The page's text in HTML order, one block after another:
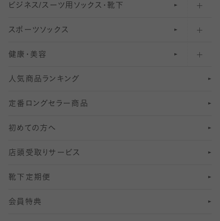
クルーソックス（ふくらはぎ下）
ハイソックス
オーバーニー・ニーハイソックス
61〜80デニールタイツ
81 〜110デニールタイツ
111〜210デニールタイツ
211デニールタイツ以上（防寒・厚手タイツ）
レギンスパンツ（レギパン）
マタニティレギンス
5 分丈
6 分丈レギンス
7 分丈 レギンス
8分丈 レギンス
10分丈 レギンス
12分丈レギンス
13分丈レギンス
ショートストッキング
結婚式用ストッキング
美脚ストッキング
オールスルーストッキング
ビジネス/スーツ用 ソックス・靴下
匠シリーズ
フレッシャーズ向けソックス・靴下
冠婚葬祭向けソックス・靴下
スーツカジュアルソックス・靴下
ロングホーズ
スポーツソックス
ランニングソックス・靴下
ゴルフソックス・靴下
サッカー・フットサル用ソックス
ヨガソックス・靴下
スポーツ用レッグウォーマー
SSサイズ（21～23cm）
Sサイズ（22～25cm）
健康・美容
インナーソックス
加圧・着圧ソックス
冷えとり靴下
着圧・加圧タイツ
むくみ対策
足の疲れ対策
人気商品ランキング
定番ロングセラー商品
初めての方へ
店頭受取りサービス
靴下定期便
会員特典